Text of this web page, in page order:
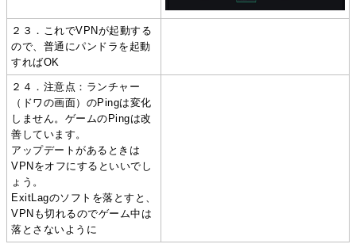
２３．これでVPNが起動する
ので、普通にパンドラを起動
すればOK
２４．注意点：ランチャー
（ドワの画面）のPingは変化
しません。ゲームのPingは改
善しています。
アップデートがあるときは
VPNをオフにするといいでし
ょう。
ExitLagのソフトを落とすと、
VPNも切れるのでゲーム中は
落とさないように